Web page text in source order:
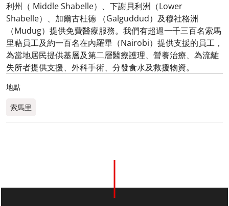
利州（ Middle Shabelle）、下謝貝利洲（Lower
Shabelle）、加爾古杜德 （Galguddud）及穆社格洲
（Mudug）提供免費醫療服務。我們有超過一千三百名索馬
里藉員工及約一百名在內羅畢（Nairobi）提供支援的員工，
為當地居民提供基層及第二層醫療護理、營養治療、為流離
失所者提供支援、外科手術、分發食水及救援物資。
地點
索馬里